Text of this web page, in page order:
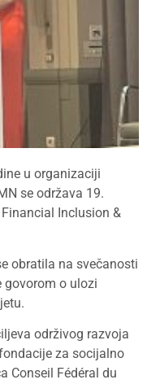
u organizaciji
se održava 19.
Inclusion &
obratila na svečanosti
govorom o ulozi
održivog razvoja
za socijalno
Conseil Fédéral du